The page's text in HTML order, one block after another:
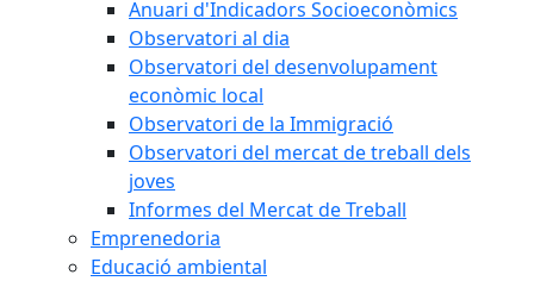
Anuari d'Indicadors Socioeconòmics
Observatori al dia
Observatori del desenvolupament
econòmic local
Observatori de la Immigració
Observatori del mercat de treball dels
joves
Informes del Mercat de Treball
Emprenedoria
Educació ambiental